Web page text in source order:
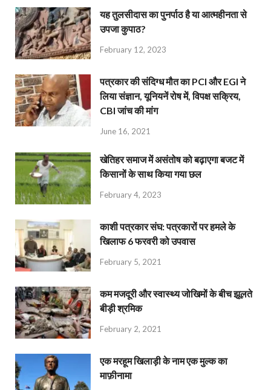
यह तुलसीदास का पुनर्पाठ है या आत्महीनता से
उपजा कुपाठ?
February 12, 2023
पत्रकार की संदिग्ध मौत का PCI और EGI ने
लिया संज्ञान, यूनियनें रोष में, विपक्ष सक्रिय,
CBI जांच की मांग
June 16, 2021
खेतिहर समाज में असंतोष को बढ़ाएगा बजट में
किसानों के साथ किया गया छल
February 4, 2023
काशी पत्रकार संघ: पत्रकारों पर हमले के
खिलाफ 6 फरवरी को उपवास
February 5, 2021
कम मजदूरी और स्वास्थ्य जोखिमों के बीच झूलते
बीड़ी श्रमिक
February 2, 2021
एक मरहूम खिलाड़ी के नाम एक मुल्क का
माफ़ीनामा